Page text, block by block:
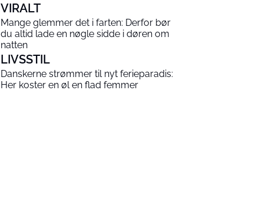
VIRALT
Mange glemmer det i farten: Derfor bør
du altid lade en nøgle sidde i døren om
natten
LIVSSTIL
Danskerne strømmer til nyt ferieparadis:
Her koster en øl en flad femmer